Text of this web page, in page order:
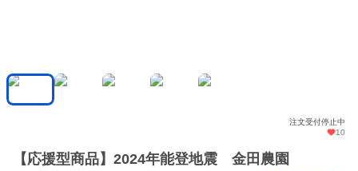
注文受付停止中
10
【応援型商品】2024年能登地震 金田農園